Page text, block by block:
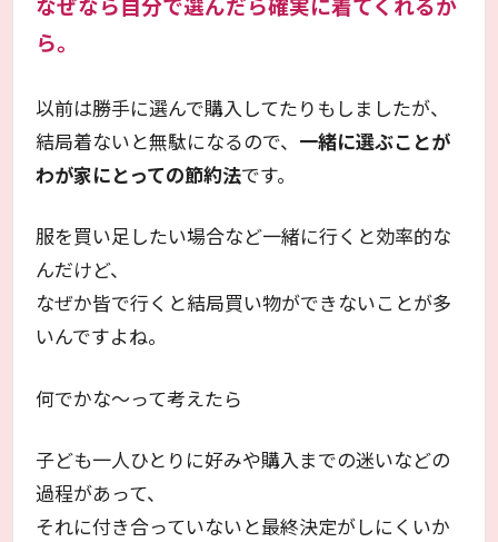
ら。
以前は勝手に選んで購入してたりもしましたが、
結局着ないと無駄になるので、 一緒に選ぶことが
わが家にとっての節約法です。
服を買い足したい場合など一緒に行くと効率的な
んだけど、
なぜか皆で行くと結局買い物ができないことが多
いんですよね。
何でかな～って考えたら
子ども一人ひとりに好みや購入までの迷いなどの
過程があって、
それに付き合っていないと最終決定がしにくいか